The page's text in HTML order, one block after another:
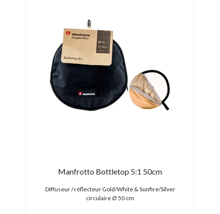
Manfrotto Bottletop 5:1 50cm
Diffuseur / réflecteur Gold/White & Sunfire/Silver
circulaire Ø 50 cm